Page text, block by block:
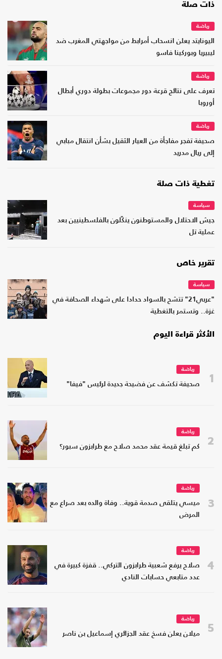
ذات صلة
رياضة
اليونايتد يعلن انسحاب أمرابط من مواجهتي المغرب ضد
ليبيريا وبوركينا فاسو
رياضة
تعرف على نتائج قرعة دور مجموعات بطولة دوري أبطال
أوروبا
رياضة
صحيفة تفجر مفاجأة من العيار الثقيل بشأن انتقال مبابي
إلى ريال مدريد
تغطية ذات صلة
سياسة
جيش الاحتلال والمستوطنون ينكّلون بالفلسطينيين بعد
عملية تل
تقرير خاص
سياسة
"عربي21" تتشح بالسواد حدادا على شهداء الصحافة في
غزة.. وتستمر بالتغطية
الأكثر قراءة اليوم
1
رياضة
صحيفة تكشف عن فضيحة جديدة لرئيس "فيفا"
2
رياضة
كم تبلغ قيمة عقد محمد صلاح مع طرابزون سبور؟
3
رياضة
ميسي يتلقى صدمة قوية.. وفاة والده بعد صراع مع
المرض
4
رياضة
صلاح يرفع شعبية طرابزون التركي.. قفزة كبيرة في
عدد متابعي حسابات النادي
5
رياضة
ميلان يعلن فسخ عقد الجزائري إسماعيل بن ناصر